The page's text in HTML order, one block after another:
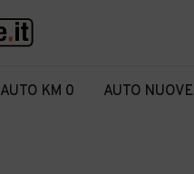
AUTO KM 0 AUTO NUOVE